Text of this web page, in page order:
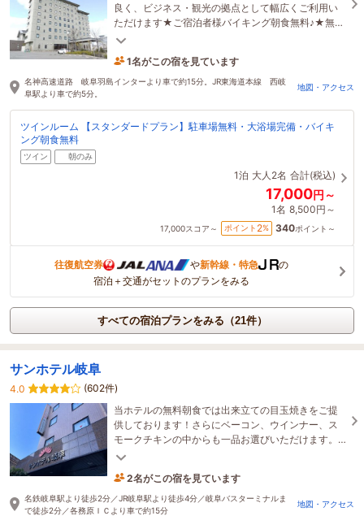
良く、ビジネス・観光の拠点として幅広くご利用い
ただけます★ご宿泊者様バイキング朝食無料♪★無料
駐車場完備★活性石人工温泉大浴場完備
1名がこの宿を見ています
9時間前に予約されました
名神高速道路 岐阜羽島インターより車で約15分。JR東海道本線 西岐
阜駅より車で約5分。
地図・アクセス
ツインルーム 【スタンダードプラン】駐車場無料・大浴場完備・バイキ
ング朝食無料
ツイン 朝のみ
1泊 大人2名 合計(税込)
17,000円～
1名 8,500円～
17,000スコア～ ポイント 2% 340ポイント～
往復航空券 や新幹線・特急
の
宿泊＋交通がセットのプランをみる
すべての宿泊プランをみる（21件）
サンホテル岐阜
4.0
(602件)
当ホテルの無料朝食では出来立ての目玉焼きをご提
供しております！さらにベーコン、ウインナー、ス
モークチキンの中からも一品お選びいただけます。
【長期滞在も安心の無料ランドリーコーナーあり】
2名がこの宿を見ています
2時間前に予約されました
名鉄岐阜駅より徒歩2分／JR岐阜駅より徒歩4分／岐阜バスターミナルま
で徒歩2分／各務原ＩＣより車で約15分
地図・アクセス